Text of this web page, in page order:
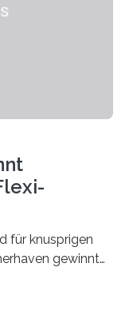
ist in
für knusprigen
gewinnt
Nuggets”